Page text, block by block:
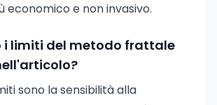
economico e non invasivo.
i limiti del metodo frattale
sono la sensibilità alla